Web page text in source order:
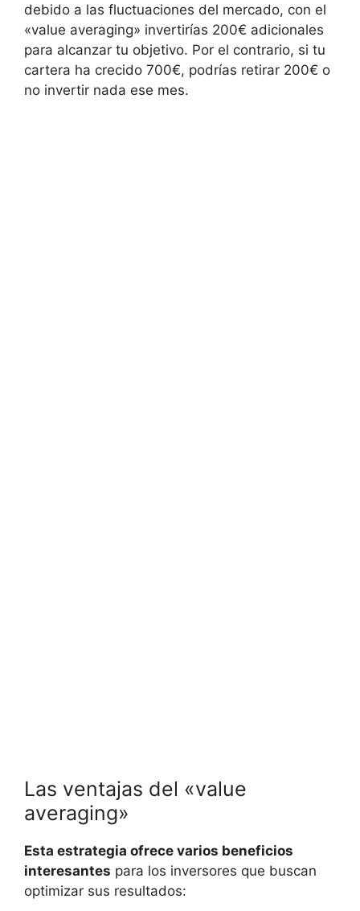
debido a las fluctuaciones ​del ⁣mercado, con el⁣
«value averaging»‌ invertirías 200€⁢ adicionales
para alcanzar tu‍ objetivo.‍ Por ⁢el‌ contrario, si⁢ tu‌
cartera ha‌ crecido‌ 700€,⁤ podrías ​retirar 200€‍ o ​
no invertir nada ese⁣ mes.
Las ventajas del⁣ «value
⁣averaging»
Esta⁤ estrategia ⁤ofrece⁢ varios beneficios
⁣interesantes para los inversores que buscan
optimizar sus​ resultados: